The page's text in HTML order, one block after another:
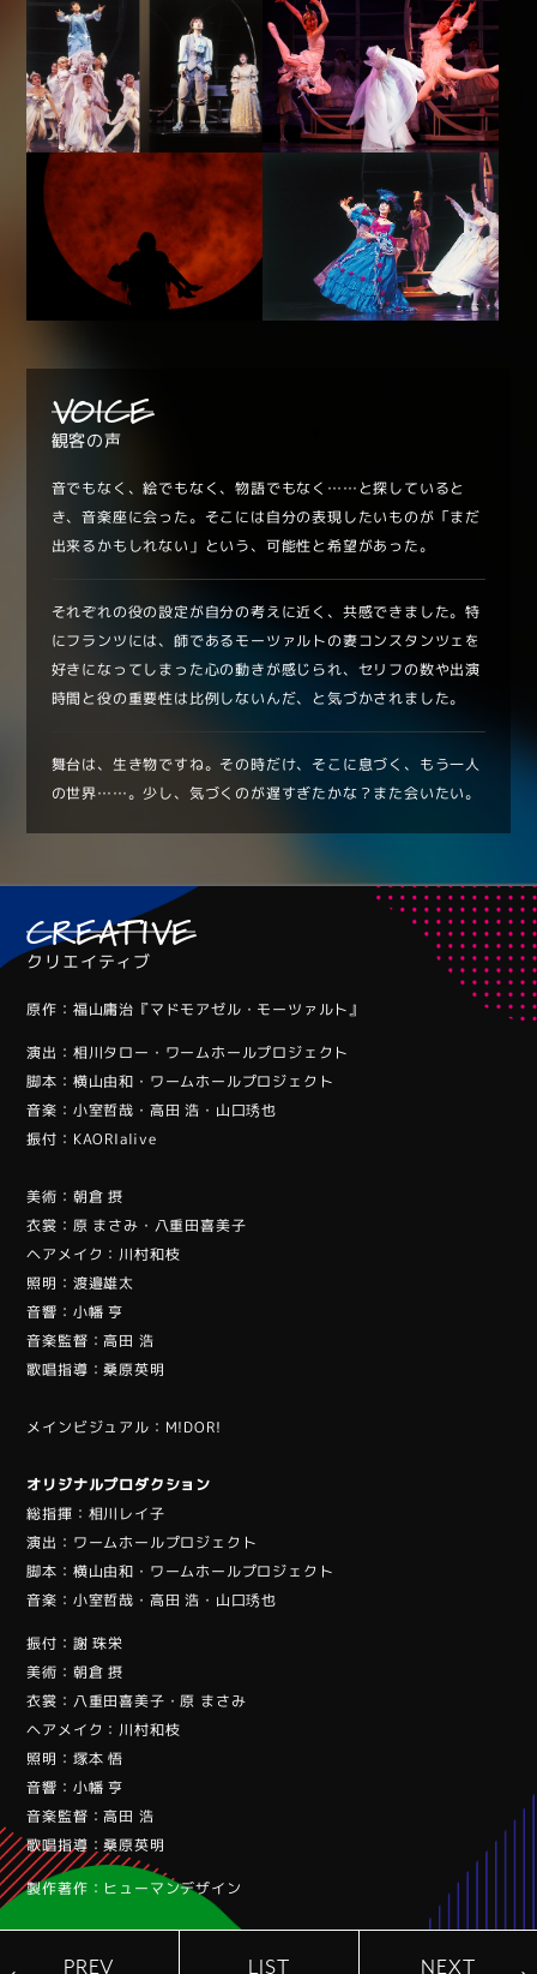
VOICE
観客の声
音でもなく、絵でもなく、物語でもなく……と探していると
き、音楽座に会った。そこには自分の表現したいものが「まだ
出来るかもしれない」という、可能性と希望があった。
それぞれの役の設定が自分の考えに近く、共感できました。特
にフランツには、師であるモーツァルトの妻コンスタンツェを
好きになってしまった心の動きが感じられ、セリフの数や出演
時間と役の重要性は比例しないんだ、と気づかされました。
舞台は、生き物ですね。その時だけ、そこに息づく、もう一人
の世界……。少し、気づくのが遅すぎたかな？また会いたい。
CREATIVE
クリエイティブ
原作：福山庸治『マドモアゼル・モーツァルト』
演出：相川タロー・ワームホールプロジェクト
脚本：横山由和・ワームホールプロジェクト
音楽：小室哲哉・高田 浩・山口琇也
振付：KAORIalive
美術：朝倉 摂
衣裳：原 まさみ・八重田喜美子
ヘアメイク：川村和枝
照明：渡邉雄太
音響：小幡 亨
音楽監督：高田 浩
歌唱指導：桑原英明
メインビジュアル：M!DOR!
オリジナルプロダクション
総指揮：相川レイ子
演出：ワームホールプロジェクト
脚本：横山由和・ワームホールプロジェクト
音楽：小室哲哉・高田 浩・山口琇也
振付：謝 珠栄
美術：朝倉 摂
衣裳：八重田喜美子・原 まさみ
ヘアメイク：川村和枝
照明：塚本 悟
音響：小幡 亨
音楽監督：高田 浩
歌唱指導：桑原英明
製作著作：ヒューマンデザイン
NEXT
LIST
PREV